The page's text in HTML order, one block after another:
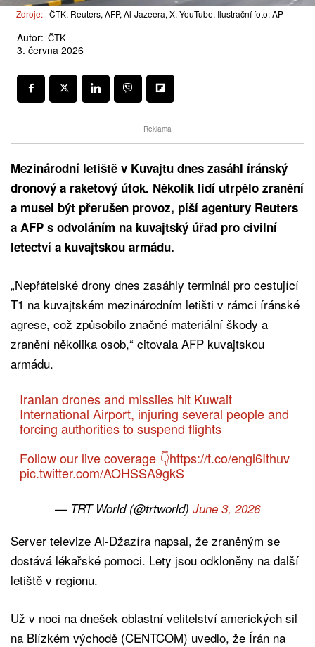
Zdroje: ČTK, Reuters, AFP, Al-Jazeera, X, YouTube, Ilustrační foto: AP
Autor: ČTK
3. června 2026
Reklama
Mezinárodní letiště v Kuvajtu dnes zasáhl íránský
dronový a raketový útok. Několik lidí utrpělo zranění
a musel být přerušen provoz, píší agentury Reuters
a AFP s odvoláním na kuvajtský úřad pro civilní
letectví a kuvajtskou armádu.
„Nepřátelské drony dnes zasáhly terminál pro cestující
T1 na kuvajtském mezinárodním letišti v rámci íránské
agrese, což způsobilo značné materiální škody a
zranění několika osob,“ citovala AFP kuvajtskou
armádu.
Iranian drones and missiles hit Kuwait
International Airport, injuring several people and
forcing authorities to suspend flights
Follow our live coverage 👇https://t.co/engl6Ithuv
pic.twitter.com/AOHSSA9gkS
— TRT World (@trtworld) June 3, 2026
Server televize Al-Džazíra napsal, že zraněným se
dostává lékařské pomoci. Lety jsou odkloněny na další
letiště v regionu.
Už v noci na dnešek oblastní velitelství amerických sil
na Blízkém východě (CENTCOM) uvedlo, že Írán na